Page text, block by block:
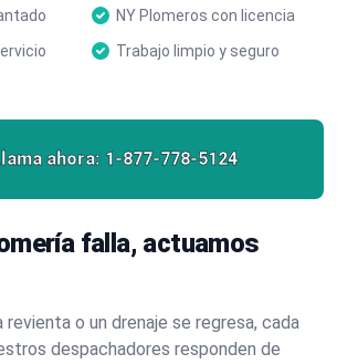
NY Plomeros con licencia
Trabajo limpio y seguro
ahora: 1-877-778-5124
falla, actuamos
revienta o un drenaje se regresa, cada
despachadores responden de